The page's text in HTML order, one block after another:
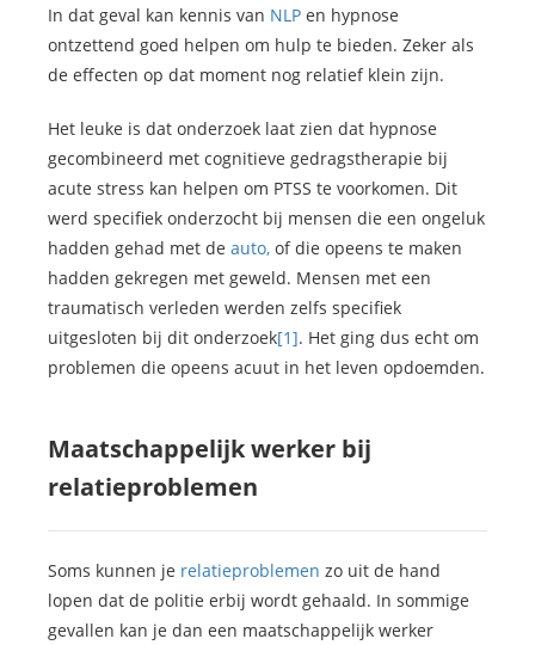
In dat geval kan kennis van NLP en hypnose
ontzettend goed helpen om hulp te bieden. Zeker als
de effecten op dat moment nog relatief klein zijn.
Het leuke is dat onderzoek laat zien dat hypnose
gecombineerd met cognitieve gedragstherapie bij
acute stress kan helpen om PTSS te voorkomen. Dit
werd specifiek onderzocht bij mensen die een ongeluk
hadden gehad met de auto, of die opeens te maken
hadden gekregen met geweld. Mensen met een
traumatisch verleden werden zelfs specifiek
uitgesloten bij dit onderzoek[1]. Het ging dus echt om
problemen die opeens acuut in het leven opdoemden.
Maatschappelijk werker bij
relatieproblemen
Soms kunnen je relatieproblemen zo uit de hand
lopen dat de politie erbij wordt gehaald. In sommige
gevallen kan je dan een maatschappelijk werker